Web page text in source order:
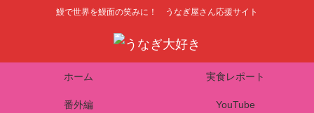
鰻で世界を鰻面の笑みに！ うなぎ屋さん応援サイト
ホーム 実食レポート
番外編 YouTube